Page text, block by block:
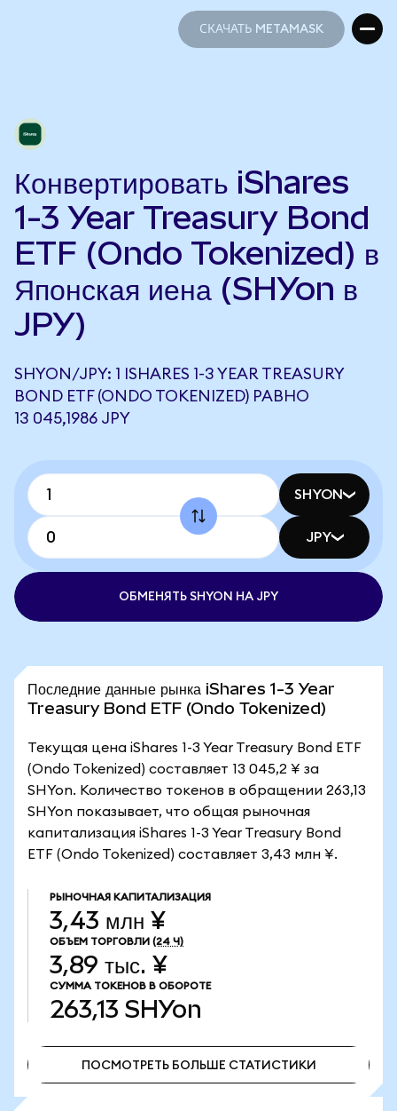
СКАЧАТЬ METAMASK
Конвертировать iShares
1-3 Year Treasury Bond
ETF (Ondo Tokenized) в
Японская иена (SHYon в
JPY)
SHYON/JPY: 1 ISHARES 1-3 YEAR TREASURY
BOND ETF (ONDO TOKENIZED) РАВНО
13 045,1986 JPY
SHYON
JPY
ОБМЕНЯТЬ SHYON НА JPY
Последние данные рынка iShares 1-3 Year
Treasury Bond ETF (Ondo Tokenized)
Текущая цена iShares 1-3 Year Treasury Bond ETF
(Ondo Tokenized) составляет 13 045,2 ¥ за
SHYon. Количество токенов в обращении 263,13
SHYon показывает, что общая рыночная
капитализация iShares 1-3 Year Treasury Bond
ETF (Ondo Tokenized) составляет 3,43 млн ¥.
РЫНОЧНАЯ КАПИТАЛИЗАЦИЯ
3,43 млн ¥
ОБЪЕМ ТОРГОВЛИ (24 Ч)
3,89 тыс. ¥
СУММА ТОКЕНОВ В ОБОРОТЕ
263,13 SHYon
ПОСМОТРЕТЬ БОЛЬШЕ СТАТИСТИКИ